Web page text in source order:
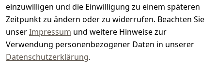
einzuwilligen und die Einwilligung zu einem späteren
Zeitpunkt zu ändern oder zu widerrufen. Beachten Sie
unserImpressum und weitere Hinweise zur
Verwendung personenbezogener Daten in unserer
Datenschutzerklärung.
e